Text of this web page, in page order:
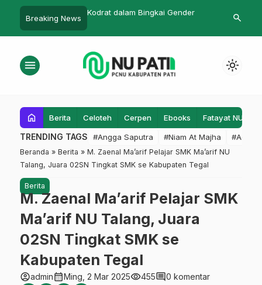
Breaking News
HUT RI Ke-77
Kodrat dalam Bingkai Gender
Tolak
Pers ke Meja
search
menu light_mode
home Berita Celoteh Cerpen Ebooks Fatayat NU
TRENDING TAGS #Angga Saputra #Niam At Majha #Admin
Beranda » Berita » M. Zaenal Ma’arif Pelajar SMK Ma’arif NU
Talang, Juara 02SN Tingkat SMK se Kabupaten Tegal
Berita
M. Zaenal Ma’arif Pelajar SMK
Ma’arif NU Talang, Juara
02SN Tingkat SMK se
Kabupaten Tegal
account_circleadmincalendar_monthMing, 2 Mar 2025visibility455comment0 komentar